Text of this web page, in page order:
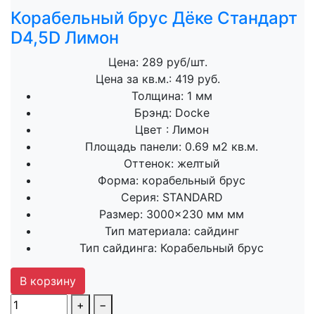
Корабельный брус Дёке Стандарт
D4,5D Лимон
Цена: 289 руб/шт.
Цена за кв.м.: 419 руб.
Толщина: 1 мм
Брэнд: Docke
Цвет : Лимон
Площадь панели: 0.69 м2 кв.м.
Оттенок: желтый
Форма: корабельный брус
Серия: STANDARD
Размер: 3000×230 мм мм
Тип материала: сайдинг
Тип сайдинга: Корабельный брус
В корзину
+
−